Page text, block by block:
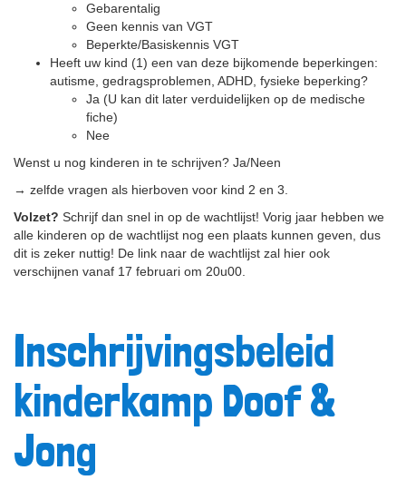
Gebarentalig
Geen kennis van VGT
Beperkte/Basiskennis VGT
Heeft uw kind (1) een van deze bijkomende beperkingen:
autisme, gedragsproblemen, ADHD, fysieke beperking?
Ja (U kan dit later verduidelijken op de medische
fiche)
Nee
Wenst u nog kinderen in te schrijven? Ja/Neen
→ zelfde vragen als hierboven voor kind 2 en 3.
Volzet? Schrijf dan snel in op de wachtlijst! Vorig jaar hebben we
alle kinderen op de wachtlijst nog een plaats kunnen geven, dus
dit is zeker nuttig! De link naar de wachtlijst zal hier ook
verschijnen vanaf 17 februari om 20u00.
Inschrijvingsbeleid
kinderkamp Doof &
Jong